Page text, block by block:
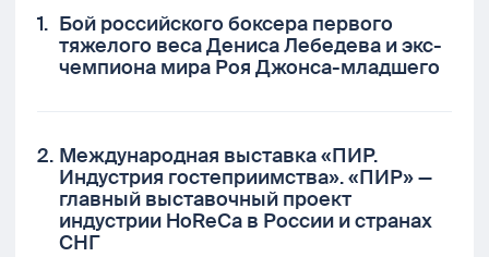
Бой российского боксера первого
тяжелого веса Дениса Лебедева и экс-
чемпиона мира Роя Джонса-младшего
Международная выставка «ПИР.
Индустрия гостеприимства». «ПИР» —
главный выставочный проект
индустрии HoReCa в России и странах
СНГ